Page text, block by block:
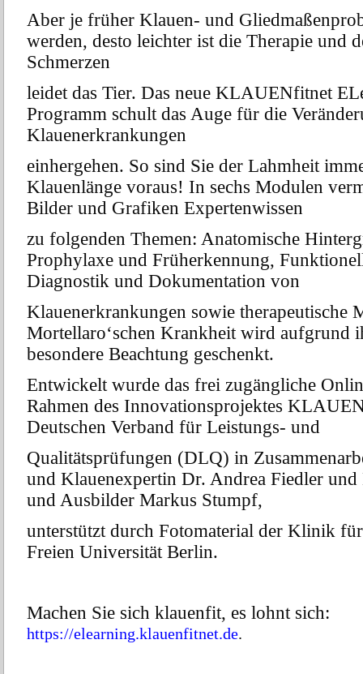
Aber je früher Klauen- und
werden, desto leichter ist die Therapie und
Schmerzen
leidet das Tier. Das neue KLAUENfitnet
Programm schult das Auge für die
Klauenerkrankungen
einhergehen. So sind Sie der Lahmheit
Klauenlänge voraus! In sechs Modulen
Bilder und Grafiken Expertenwissen
zu folgenden Themen: Anatomische
Prophylaxe und Früherkennung,
Diagnostik und Dokumentation von
Klauenerkrankungen sowie therapeutische
Mortellaro‘schen Krankheit wird aufgrund
besondere Beachtung geschenkt.
Entwickelt wurde das frei zugängliche
Rahmen des Innovationsprojektes
Deutschen Verband für Leistungs- und
Qualitätsprüfungen (DLQ) in
und Klauenexpertin Dr. Andrea Fiedler
und Ausbilder Markus Stumpf,
unterstützt durch Fotomaterial der Klinik
Freien Universität Berlin.
Machen Sie sich klauenfit, es lohnt sich:
https://elearning.klauenfitnet.de.